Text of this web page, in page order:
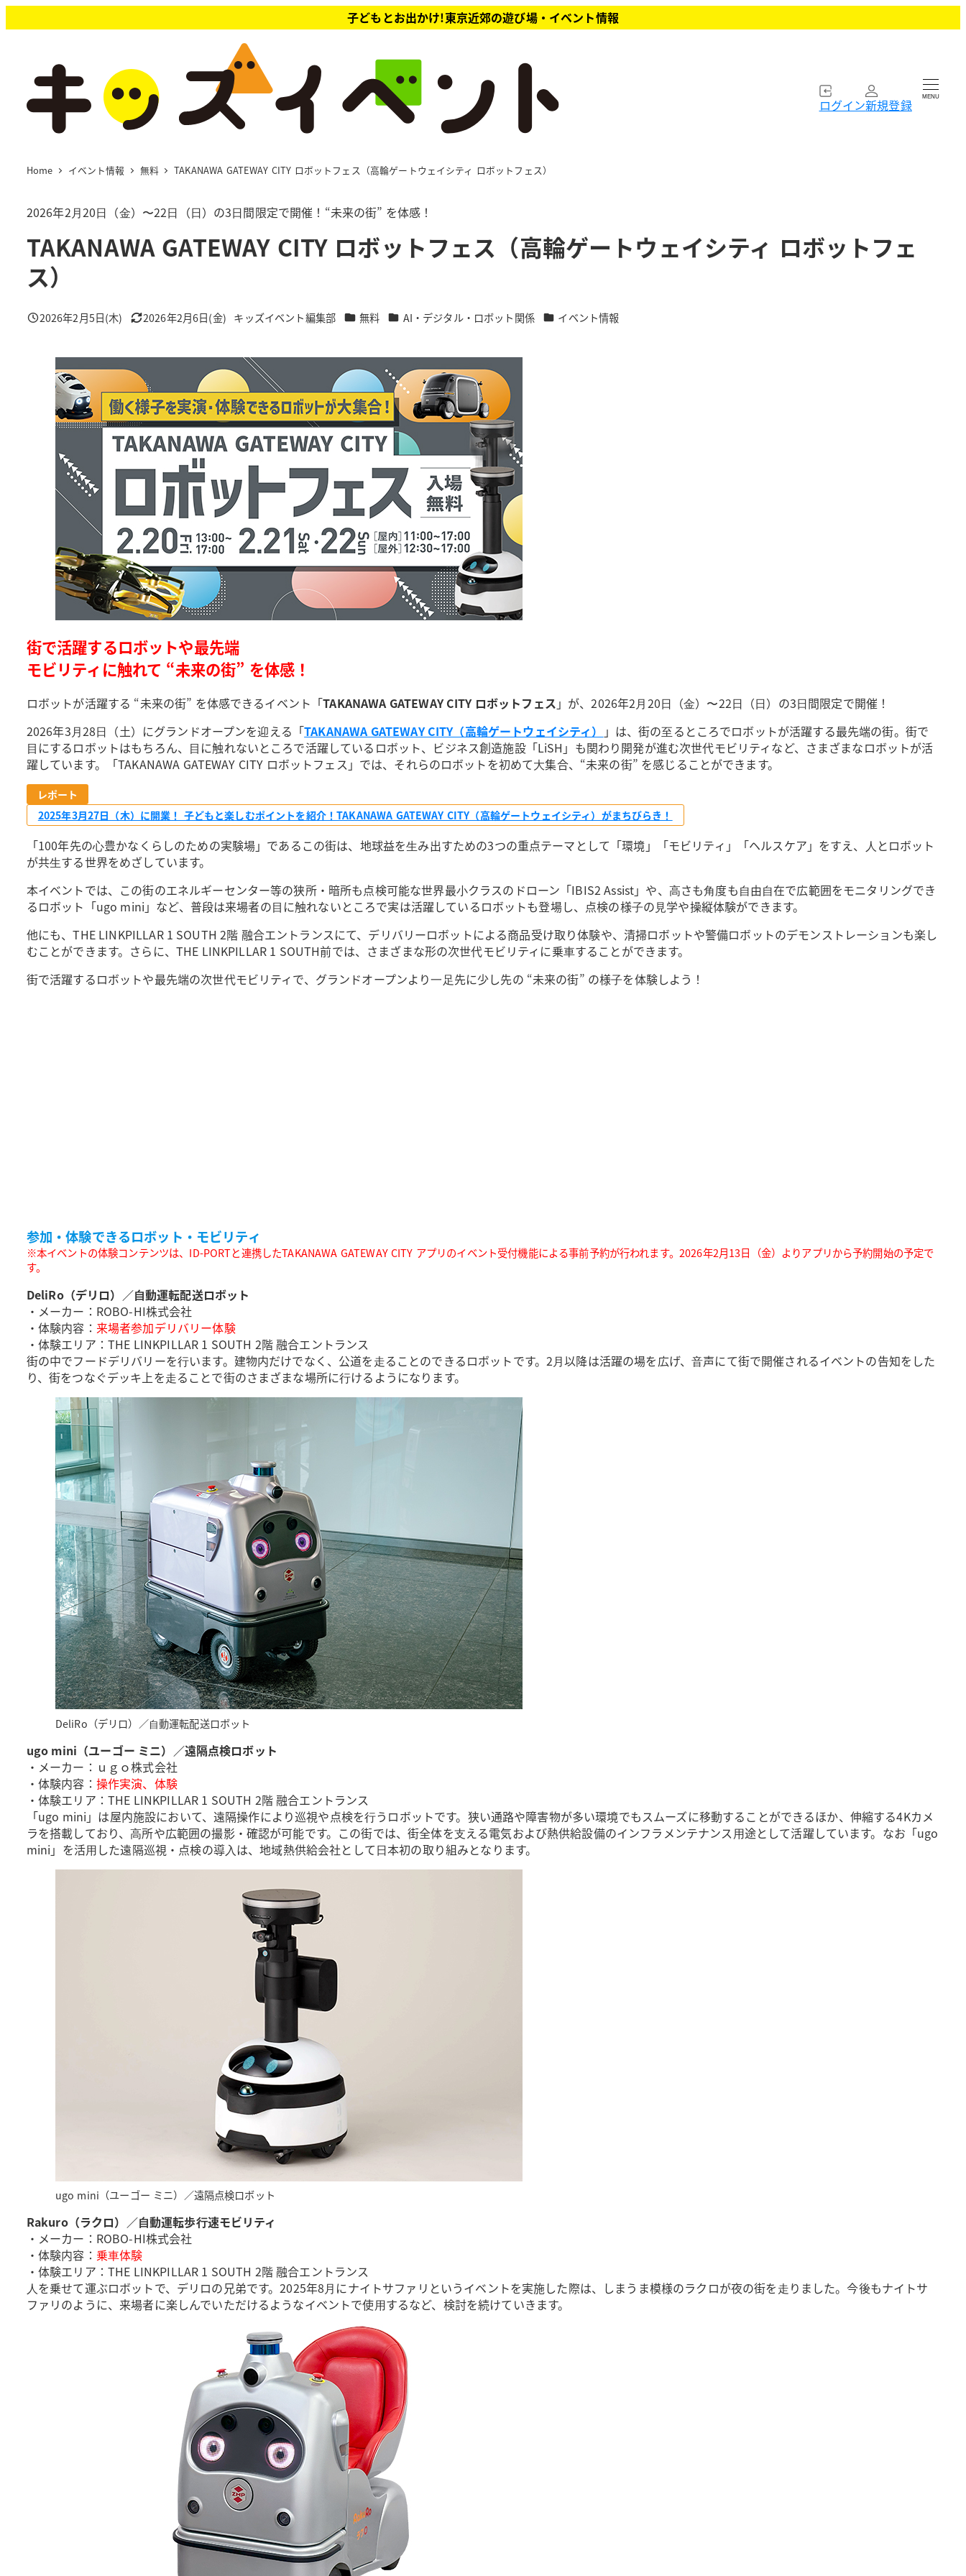
イ
子どもとお出かけ!東京近郊の遊び場・イベント情報
ログイン新規登録 MENU
Home イベント情報 無料 TAKANAWA GATEWAY CITY ロボットフェス（高輪ゲートウェイシティ ロボットフェス）
2026年2⽉20⽇（⾦）〜22⽇（⽇）の3⽇間限定で開催！“未来の街” を体感！
TAKANAWA GATEWAY CITY ロボットフェス（高輪ゲートウェイシティ ロボットフェ
ス）
投稿日
2026年2月5日(木) 更新日
2026年2月6日(金) 著
キッズイベント編集部 カテゴリー
無料 カテゴリー
AI・デジタル・ロボット関係 カテゴリー
イベント情報
街で活躍するロボットや最先端
モビリティに触れて “未来の街” を体感！
ロボットが活躍する “未来の街” を体感できるイベント「TAKANAWA GATEWAY CITY ロボットフェス 」が、2026年2⽉20⽇（⾦）〜22⽇（⽇）の3⽇間限定で開催！
2026年3⽉28⽇（土）にグランドオープンを迎える「TAKANAWA GATEWAY CITY（高輪ゲートウェイシティ）
」は、街の⾄るところでロボットが活躍する最先端の街。街で
⽬にするロボットはもちろん、⽬に触れないところで活躍しているロボット、ビジネス創造施設「LiSH」も関わり開発が進む次世代モビリティなど、さまざまなロボットが活
躍しています。「TAKANAWA GATEWAY CITY ロボットフェス」では、それらのロボットを初めて⼤集合、“未来の街” を感じることができます。
レポート
2025年3月27日（木）に開業！ 子どもと楽しむポイントを紹介！TAKANAWA GATEWAY CITY（高輪ゲートウェイシティ）がまちびらき！
「100年先の⼼豊かなくらしのための実験場」であるこの街は、地球益を⽣み出すための3つの重点テーマとして「環境」「モビリティ」「ヘルスケア」をすえ、⼈とロボット
が共⽣する世界をめざしています。
本イベントでは、この街のエネルギーセンター等の狭所・暗所も点検可能な世界最⼩クラスのドローン「IBIS2 Assist」や、⾼さも⾓度も⾃由⾃在で広範囲をモニタリングでき
るロボット「ugo mini」など、普段は来場者の⽬に触れないところで実は活躍しているロボットも登場し、点検の様⼦の⾒学や操縦体験ができます。
他にも、THE LINKPILLAR 1 SOUTH 2階 融合エントランスにて、デリバリーロボットによる商品受け取り体験や、清掃ロボットや警備ロボットのデモンストレーションも楽し
むことができます。さらに、THE LINKPILLAR 1 SOUTH前では、さまざまな形の次世代モビリティに乗⾞することができます。
街で活躍するロボットや最先端の次世代モビリティで、グランドオープンより⼀⾜先に少し先の “未来の街” の様⼦を体験しよう！
参加・体験できるロボット・モビリティ
※本イベントの体験コンテンツは、ID-PORTと連携したTAKANAWA GATEWAY CITY アプリのイベント受付機能による事前予約が行われます。2026年2月13日（金）よりアプリから予約開始の予定で
す。
DeliRo（デリロ）／⾃動運転配送ロボット
・メーカー：ROBO-HI株式会社
・体験内容： 来場者参加デリバリー体験
・体験エリア：THE LINKPILLAR 1 SOUTH 2階 融合エントランス
街の中でフードデリバリーを⾏います。建物内だけでなく、公道を⾛ることのできるロボットです。2⽉以降は活躍の場を広げ、⾳声にて街で開催されるイベントの告知をした
り、街をつなぐデッキ上を⾛ることで街のさまざまな場所に⾏けるようになります。
DeliRo（デリロ）／⾃動運転配送ロボット
ugo mini（ユーゴー ミニ）／遠隔点検ロボット
・メーカー：ｕｇｏ株式会社
・体験内容： 操作実演、体験
・体験エリア：THE LINKPILLAR 1 SOUTH 2階 融合エントランス
「ugo mini」は屋内施設において、遠隔操作により巡視や点検を⾏うロボットです。狭い通路や障害物が多い環境でもスムーズに移動することができるほか、伸縮する4Kカメ
ラを搭載しており、⾼所や広範囲の撮影・確認が可能です。この街では、街全体を⽀える電気および熱供給設備のインフラメンテナンス⽤途として活躍しています。なお「ugo
mini」を活⽤した遠隔巡視・点検の導⼊は、地域熱供給会社として⽇本初の取り組みとなります。
ugo mini（ユーゴー ミニ）／遠隔点検ロボット
Rakuro（ラクロ）／⾃動運転歩⾏速モビリティ
・メーカー：ROBO-HI株式会社
・体験内容： 乗⾞体験
・体験エリア：THE LINKPILLAR 1 SOUTH 2階 融合エントランス
⼈を乗せて運ぶロボットで、デリロの兄弟です。2025年8⽉にナイトサファリというイベントを実施した際は、しまうま模様のラクロが夜の街を⾛りました。今後もナイトサ
ファリのように、来場者に楽しんでいただけるようなイベントで使⽤するなど、検討を続けていきます。